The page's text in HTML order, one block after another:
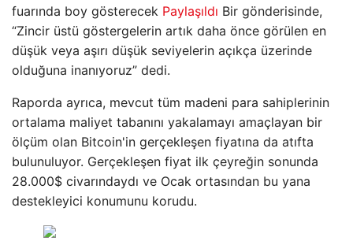
fuarında boy gösterecek Paylaşıldı Bir gönderisinde,
“Zincir üstü göstergelerin artık daha önce görülen en
düşük veya aşırı düşük seviyelerin açıkça üzerinde
olduğuna inanıyoruz” dedi.
Raporda ayrıca, mevcut tüm madeni para sahiplerinin
ortalama maliyet tabanını yakalamayı amaçlayan bir
ölçüm olan Bitcoin'in gerçekleşen fiyatına da atıfta
bulunuluyor. Gerçekleşen fiyat ilk çeyreğin sonunda
28.000$ civarındaydı ve Ocak ortasından bu yana
destekleyici konumunu korudu.